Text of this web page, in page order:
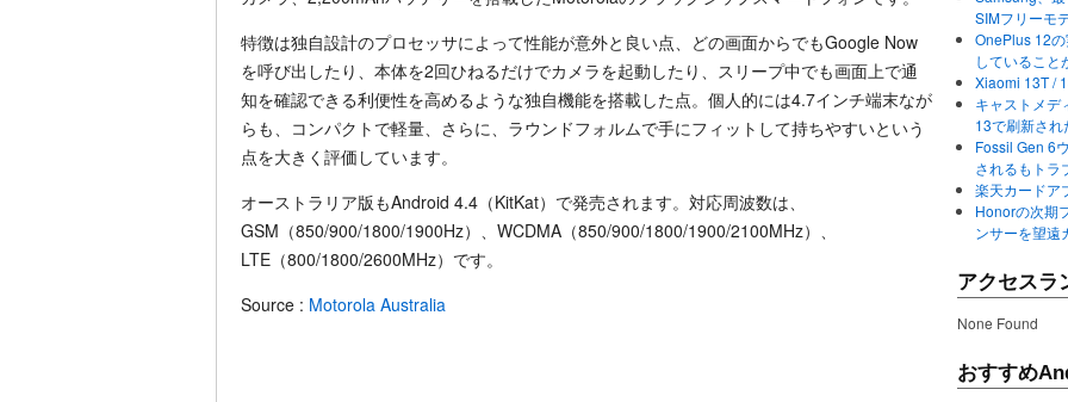
特徴は独自設計のプロセッサによって性能が意外と良い点、どの画面からでもGoogle Now
を呼び出したり、本体を2回ひねるだけでカメラを起動したり、スリープ中でも画面上で通
知を確認できる利便性を高めるような独自機能を搭載した点。個人的には4.7インチ端末なが
らも、コンパクトで軽量、さらに、ラウンドフォルムで手にフィットして持ちやすいという
点を大きく評価しています。
オーストラリア版もAndroid 4.4（KitKat）で発売されます。対応周波数は、
GSM（850/900/1800/1900Hz）、WCDMA（850/900/1800/1900/2100MHz）、
LTE（800/1800/2600MHz）です。
Source : Motorola Australia
SIMフリーモ
OnePlus 12
していること
Xiaomi 13T /
キャストメデ
13で刷新さ
Fossil Gen 6
されるもトラ
楽天カードア
Honorの次期
ンサーを望遠
アクセスラ
None Found
おすすめ